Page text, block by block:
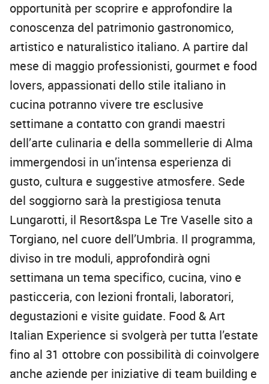
opportunità per scoprire e approfondire la
conoscenza del patrimonio gastronomico,
artistico e naturalistico italiano. A partire dal
mese di maggio professionisti, gourmet e food
lovers, appassionati dello stile italiano in
cucina potranno vivere tre esclusive
settimane a contatto con grandi maestri
dell’arte culinaria e della sommellerie di Alma
immergendosi in un’intensa esperienza di
gusto, cultura e suggestive atmosfere. Sede
del soggiorno sarà la prestigiosa tenuta
Lungarotti, il Resort&spa Le Tre Vaselle sito a
Torgiano, nel cuore dell’Umbria. Il programma,
diviso in tre moduli, approfondirà ogni
settimana un tema specifico, cucina, vino e
pasticceria, con lezioni frontali, laboratori,
degustazioni e visite guidate. Food & Art
Italian Experience si svolgerà per tutta l’estate
fino al 31 ottobre con possibilità di coinvolgere
anche aziende per iniziative di team building e